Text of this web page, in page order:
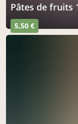
pâtes de fruits
5,50 €